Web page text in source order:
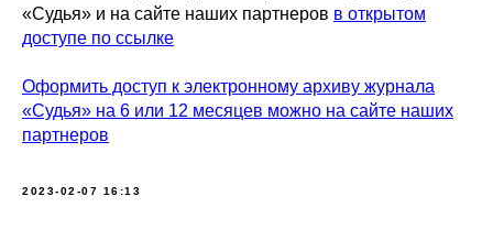
«Судья» и на сайте наших партнеров в открытом
доступе по ссылке
Оформить доступ к электронному архиву журнала
«Судья» на 6 или 12 месяцев можно на сайте наших
партнеров
2023-02-07 16:13